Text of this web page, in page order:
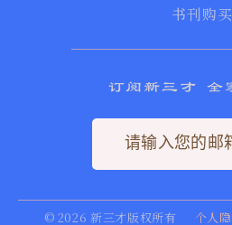
书刊购买
订阅新三才 全
© 2026 新三才版权所有 个人